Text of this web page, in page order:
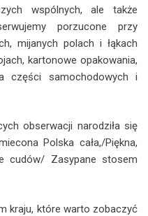
wspólnych, ale także
porzucone przy
mijanych polach i łąkach
kartonowe opakowania,
części samochodowych i
obserwacji narodziła się
Polska cała,/Piękna,
cudów/ Zasypane stosem
kraju, które warto zobaczyć